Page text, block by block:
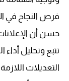
فرص النجاح في
حسن أن
تتبع وتحليل
التعديلات